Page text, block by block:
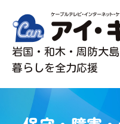
content
岩国・和木・周防大
暮らしを全力応援